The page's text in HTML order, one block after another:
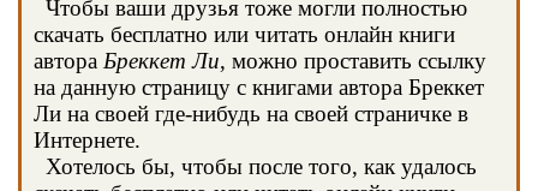
Чтобы ваши друзья тоже могли полностью
скачать бесплатно или читать онлайн книги
автора Бреккет Ли, можно проставить ссылку
на данную страницу с книгами автора Бреккет
Ли на своей где-нибудь на своей страничке в
Интернете.
Хотелось бы, чтобы после того, как удалось